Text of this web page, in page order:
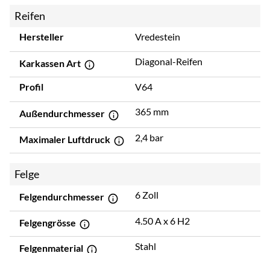
Reifen
Hersteller Vredestein
Karkassen Art Diagonal-Reifen
Profil V64
Außendurchmesser 365 mm
Maximaler Luftdruck 2,4 bar
Felge
Felgendurchmesser 6 Zoll
Felgengrösse 4.50 A x 6 H2
Felgenmaterial Stahl